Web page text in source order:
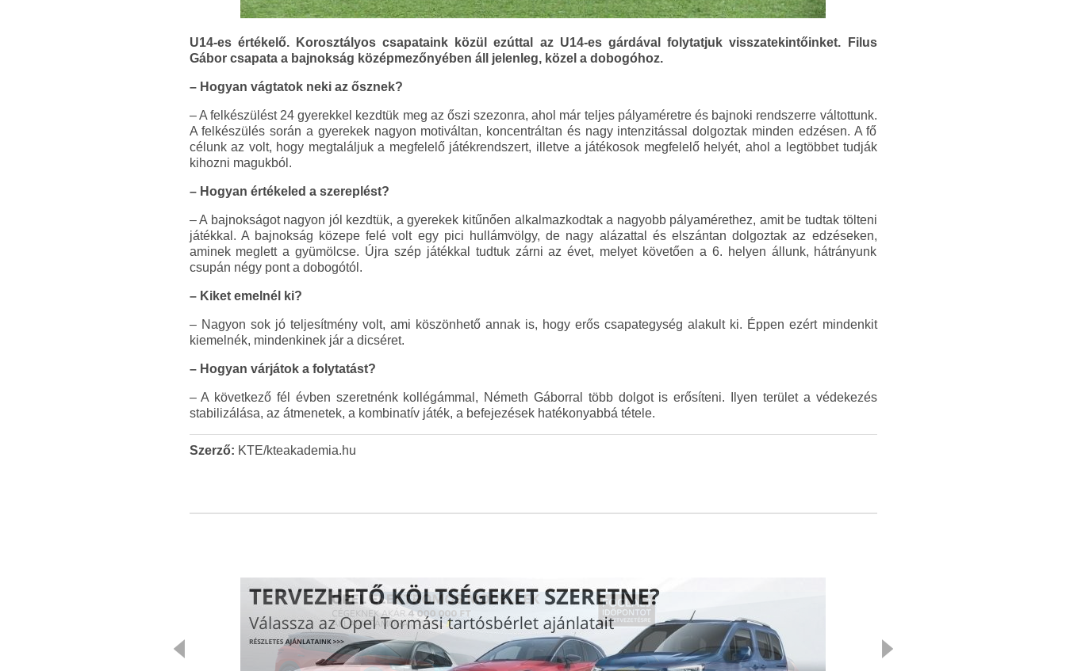
U14-es értékelő. Korosztályos csapataink közül ezúttal az U14-es gárdával folytatjuk visszatekintőinket. Filus
Gábor csapata a bajnokság középmezőnyében áll jelenleg, közel a dobogóhoz.
– Hogyan vágtatok neki az ősznek?
– A felkészülést 24 gyerekkel kezdtük meg az őszi szezonra, ahol már teljes pályaméretre és bajnoki rendszerre váltottunk.
A felkészülés során a gyerekek nagyon motiváltan, koncentráltan és nagy intenzitással dolgoztak minden edzésen. A fő
célunk az volt, hogy megtaláljuk a megfelelő játékrendszert, illetve a játékosok megfelelő helyét, ahol a legtöbbet tudják
kihozni magukból.
– Hogyan értékeled a szereplést?
– A bajnokságot nagyon jól kezdtük, a gyerekek kitűnően alkalmazkodtak a nagyobb pályamérethez, amit be tudtak tölteni
játékkal. A bajnokság közepe felé volt egy pici hullámvölgy, de nagy alázattal és elszántan dolgoztak az edzéseken,
aminek meglett a gyümölcse. Újra szép játékkal tudtuk zárni az évet, melyet követően a 6. helyen állunk, hátrányunk
csupán négy pont a dobogótól.
– Kiket emelnél ki?
– Nagyon sok jó teljesítmény volt, ami köszönhető annak is, hogy erős csapategység alakult ki. Éppen ezért mindenkit
kiemelnék, mindenkinek jár a dicséret.
– Hogyan várjátok a folytatást?
– A következő fél évben szeretnénk kollégámmal, Németh Gáborral több dolgot is erősíteni. Ilyen terület a védekezés
stabilizálása, az átmenetek, a kombinatív játék, a befejezések hatékonyabbá tétele.
Szerző: KTE/kteakademia.hu